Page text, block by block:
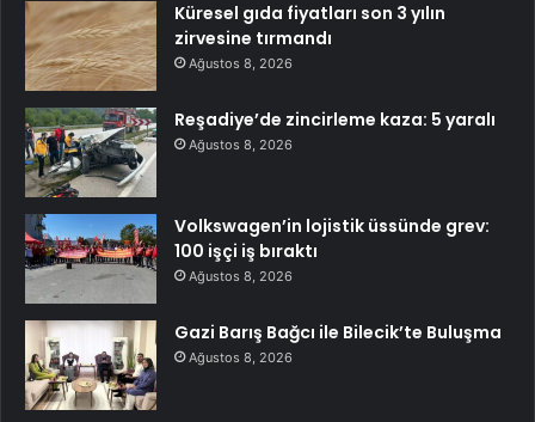
Küresel gıda fiyatları son 3 yılın
zirvesine tırmandı
Ağustos 8, 2026
Reşadiye’de zincirleme kaza: 5 yaralı
Ağustos 8, 2026
Volkswagen’in lojistik üssünde grev:
100 işçi iş bıraktı
Ağustos 8, 2026
Gazi Barış Bağcı ile Bilecik’te Buluşma
Ağustos 8, 2026